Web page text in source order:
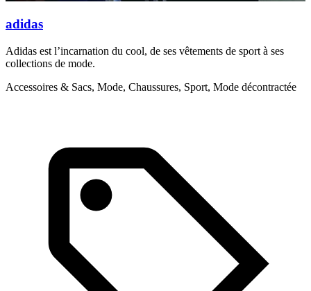
adidas
Adidas est l’incarnation du cool, de ses vêtements de sport à ses
collections de mode.
Accessoires & Sacs, Mode, Chaussures, Sport, Mode décontractée